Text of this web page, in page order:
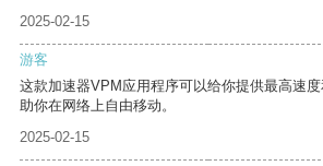
2025-02-15
游客
这款加速器VPM应用程序可以给你提供最高速
助你在网络上自由移动。
2025-02-15